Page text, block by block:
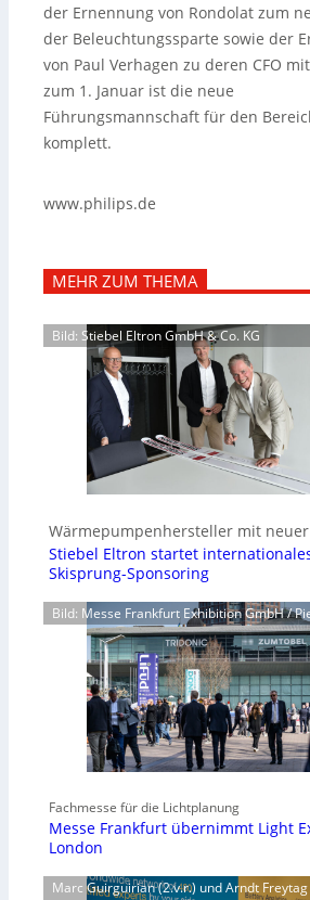
der Ernennung von Rondolat zum
der Beleuchtungssparte sowie der
von Paul Verhagen zu deren CFO
zum 1. Januar ist die neue
Führungsmannschaft für den
komplett.
www.philips.de
MEHR ZUM THEMA
Bild: Stiebel Eltron GmbH & Co. KG
Wärmepumpenhersteller mit neuer
Stiebel Eltron startet
Skisprung-Sponsoring
Bild: Messe Frankfurt Exhibition GmbH /
Fachmesse für die Lichtplanung
Messe Frankfurt übernimmt Light
London
Marc Guirguirian (2.v.r.) und Arndt